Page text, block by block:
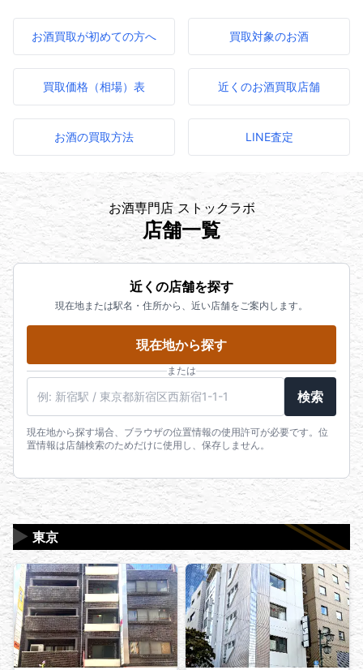
お酒買取が初めての方へ 買取対象のお酒
買取価格（相場）表 近くのお酒買取店舗
お酒の買取方法 LINE査定
お酒専門店 ストックラボ
店舗一覧
近くの店舗を探す
現在地または駅名・住所から、近い店舗をご案内します。
現在地から探す
または
検索
現在地から探す場合、ブラウザの位置情報の使用許可が必要です。位
置情報は店舗検索のためだけに使用し、保存しません。
東京
▶